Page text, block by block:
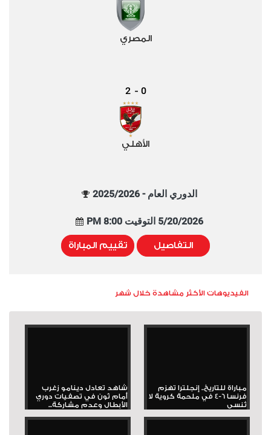
المصري
0
-
2
الأهلي
الدوري العام - 2025/2026
5/20/2026 التوقيت 8:00 PM
التفاصيل تقييم المباراة
الفيديوهات الأكثر مشاهدة خلال شهر
مباراة للتاريخ.. إنجلترا تهزم
فرنسا 6-4 في ملحمة كروية لا
تُنسى
شاهد تعادل دينامو زغرب
أمام ثون في تصفيات دوري
الأبطال وعدم مشاركة...